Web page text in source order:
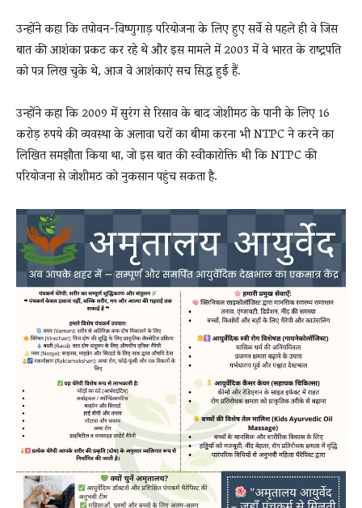
उन्होंने कहा कि तपोवन-विष्णुगाड़ परियोजना के लिए हुए सर्वे से पहले ही वे जिस
बात की आशंका प्रकट कर रहे थे और इस मामले में 2003 में वे भारत के राष्ट्रपति
को पत्र लिख चुके थे, आज वे आशंकाएं सच सिद्ध हुई हैं.
उन्होंने कहा कि 2009 में सुरंग से रिसाव के बाद जोशीमठ के पानी के लिए 16
करोड़ रुपये की व्यवस्था के अलावा घरों का बीमा करना भी NTPC ने करने का
लिखित समझौता किया था, जो इस बात की स्वीकारोक्ति थी कि NTPC की
परियोजना से जोशीमठ को नुकसान पहुंच सकता है.